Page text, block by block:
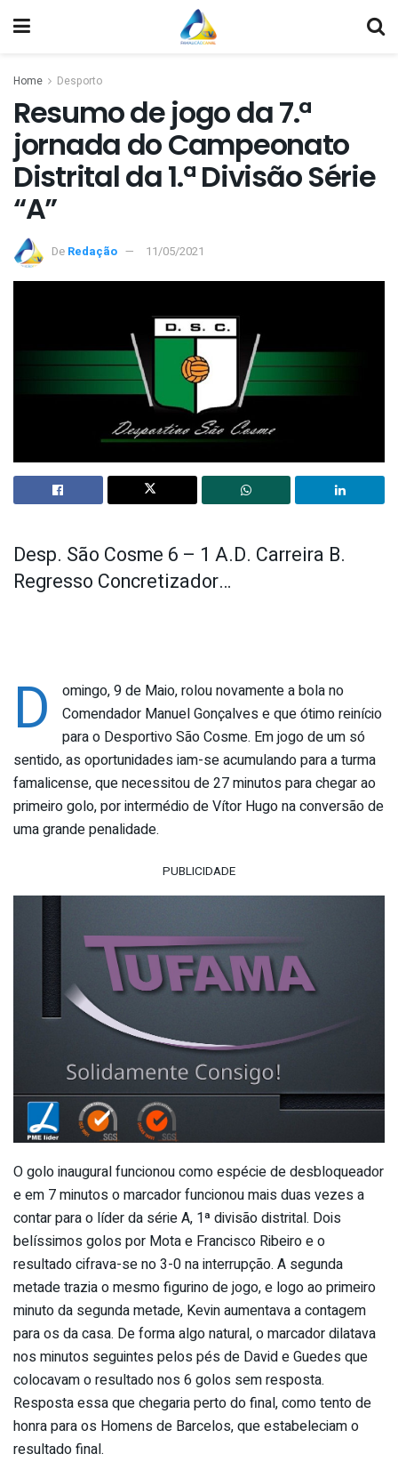
Home Desporto
Resumo de jogo da 7.ª
jornada do Campeonato
Distrital da 1.ª Divisão Série
“A”
De Redação 11/05/2021
Desp. São Cosme 6 – 1 A.D. Carreira B.
Regresso Concretizador…
D
omingo, 9 de Maio, rolou novamente a bola no
Comendador Manuel Gonçalves e que ótimo reinício
para o Desportivo São Cosme. Em jogo de um só
sentido, as oportunidades iam-se acumulando para a turma
famalicense, que necessitou de 27 minutos para chegar ao
primeiro golo, por intermédio de Vítor Hugo na conversão de
uma grande penalidade.
PUBLICIDADE
O golo inaugural funcionou como espécie de desbloqueador
e em 7 minutos o marcador funcionou mais duas vezes a
contar para o líder da série A, 1ª divisão distrital. Dois
belíssimos golos por Mota e Francisco Ribeiro e o
resultado cifrava-se no 3-0 na interrupção. A segunda
metade trazia o mesmo figurino de jogo, e logo ao primeiro
minuto da segunda metade, Kevin aumentava a contagem
para os da casa. De forma algo natural, o marcador dilatava
nos minutos seguintes pelos pés de David e Guedes que
colocavam o resultado nos 6 golos sem resposta.
Resposta essa que chegaria perto do final, como tento de
honra para os Homens de Barcelos, que estabeleciam o
resultado final.